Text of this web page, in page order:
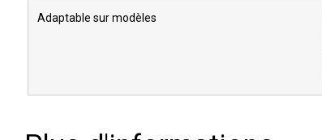
Adaptable sur modèles